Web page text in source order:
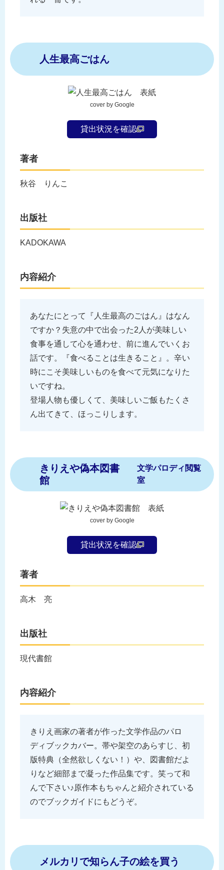
人生最高ごはん
cover by Google
貸出状況を確認
著者
秋谷 りんこ
出版社
KADOKAWA
内容紹介
あなたにとって『人生最高のごはん』はなん
ですか？失意の中で出会った2人が美味しい
食事を通して心を通わせ、前に進んでいくお
話です。『食べることは生きること』。辛い
時にこそ美味しいものを食べて元気になりた
いですね。
登場人物も優しくて、美味しいご飯もたくさ
ん出てきて、ほっこりします。
きりえや偽本図書
館
文学パロディ閲覧
室
cover by Google
貸出状況を確認
著者
高木 亮
出版社
現代書館
内容紹介
きりえ画家の著者が作った文学作品のパロ
ディブックカバー。帯や架空のあらすじ、初
版特典（全然欲しくない！）や、図書館だよ
りなど細部まで凝った作品集です。笑って和
んで下さい♪原作本もちゃんと紹介されている
のでブックガイドにもどうぞ。
メルカリで知らん子の絵を買う